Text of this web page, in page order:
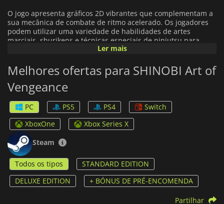
O jogo apresenta gráficos 2D vibrantes que complementam a
sua mecânica de combate de ritmo acelerado. Os jogadores
podem utilizar uma variedade de habilidades de artes
marciais, shurikens e técnicas especiais de ninjutsu para
derrotar inimigos, resolver puzzles e navegar por ambientes
A narrativa desenrola-se com uma mistura de ação intensa e
momentos de exploração, enquanto os jogadores perseguem
poderosos bosses e desvendam o enredo. A jogabilidade
desafiante incentiva os jogadores a aperfeiçoar as suas
capacidades, proporcionando uma experiência satisfatória
para os fãs de títulos de ação clássicos.
Ler mais
Melhores ofertas para SHINOBI Art of
Vengeance
PC PS5 PS4
Switch
XboxOne
Xbox Series X
Steam
Todos os tipos
STANDARD EDITION
DELUXE EDITION
+ BÓNUS DE PRÉ-ENCOMENDA
Partilhar